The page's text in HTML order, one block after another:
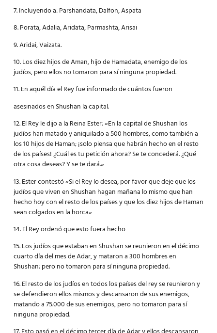
7. Incluyendo a: Parshandata, Dalfon, Aspata
8. Porata, Adalia, Aridata, Parmashta, Arisai
9. Aridai, Vaizata.
10. Los diez hijos de Aman, hijo de Hamadata, enemigo de los
judíos, pero ellos no tomaron para sí ninguna propiedad.
11. En aquél día el Rey fue informado de cuántos fueron
asesinados en Shushan la capital.
12. El Rey le dijo a la Reina Ester: «En la capital de Shushan los
judíos han matado y aniquilado a 500 hombres, como también a
los 10 hijos de Haman; ¡solo piensa que habrán hecho en el resto
de los países! ¿Cuál es tu petición ahora? Se te concederá. ¿Qué
otra cosa deseas? Y se te dará.»
13. Ester contestó «Si el Rey lo desea, por favor que deje que los
judíos que viven en Shushan hagan mañana lo mismo que han
hecho hoy con el resto de los países y que los diez hijos de Haman
sean colgados en la horca»
14. El Rey ordenó que esto fuera hecho
15. Los judíos que estaban en Shushan se reunieron en el décimo
cuarto día del mes de Adar, y mataron a 300 hombres en
Shushan; pero no tomaron para sí ninguna propiedad.
16. El resto de los judíos en todos los países del rey se reunieron y
se defendieron ellos mismos y descansaron de sus enemigos,
matando a 75.000 de sus enemigos, pero no tomaron para sí
ninguna propiedad.